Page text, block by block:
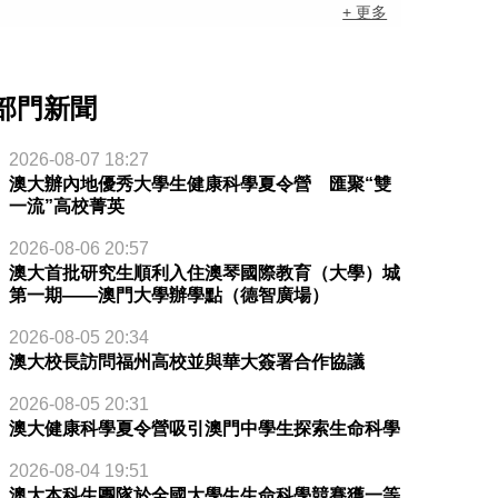
+ 更多
門新聞
2026-08-07 18:27
澳大辦內地優秀大學生健康科學夏令營 匯聚“雙
一流”高校菁英
2026-08-06 20:57
澳大首批研究生順利入住澳琴國際教育（大學）城
第一期——澳門大學辦學點（德智廣場）
2026-08-05 20:34
澳大校長訪問福州高校並與華大簽署合作協議
2026-08-05 20:31
澳大健康科學夏令營吸引澳門中學生探索生命科學
2026-08-04 19:51